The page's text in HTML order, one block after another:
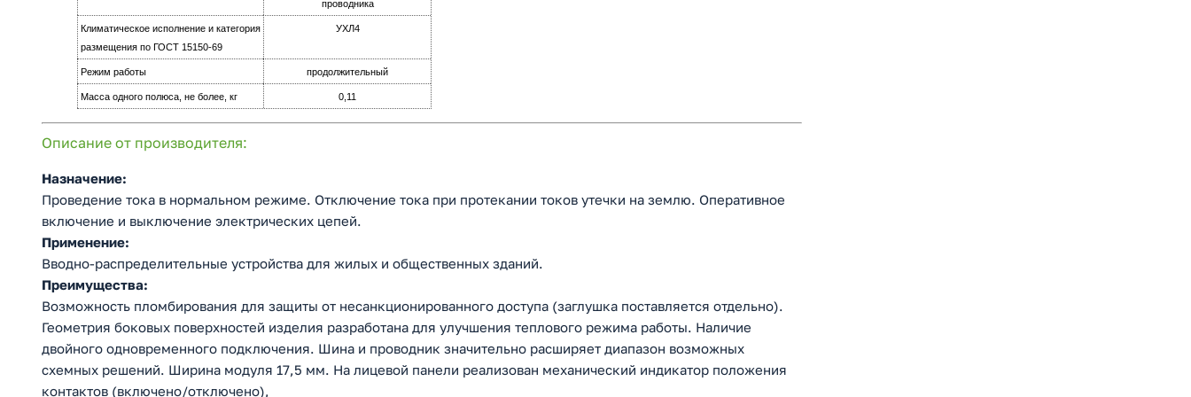
проводника
Климатическое исполнение и категория
размещения по ГОСТ 15150-69
УХЛ4
Режим работы продолжительный
Масса одного полюса, не более, кг 0,11
Описание от производителя:
Назначение:
Проведение тока в нормальном режиме. Отключение тока при протекании токов утечки на землю. Оперативное
включение и выключение электрических цепей.
Применение:
Вводно-распределительные устройства для жилых и общественных зданий.
Преимущества:
Возможность пломбирования для защиты от несанкционированного доступа (заглушка поставляется отдельно).
Геометрия боковых поверхностей изделия разработана для улучшения теплового режима работы. Наличие
двойного одновременного подключения. Шина и проводник значительно расширяет диапазон возможных
схемных решений. Ширина модуля 17,5 мм. На лицевой панели реализован механический индикатор положения
контактов (включено/отключено),